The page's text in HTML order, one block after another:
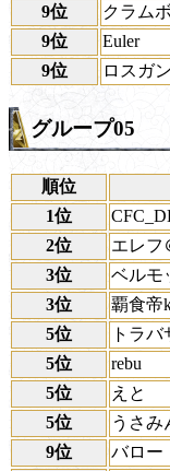
9位
クラム
9位
Euler
9位
ロスガ
グループ05
順位
1位
2位
エレフ
3位
ベルモ
3位
覇食帝
5位
トラバ
5位
rebu
5位
えと
5位
うさみ
9位
バロー